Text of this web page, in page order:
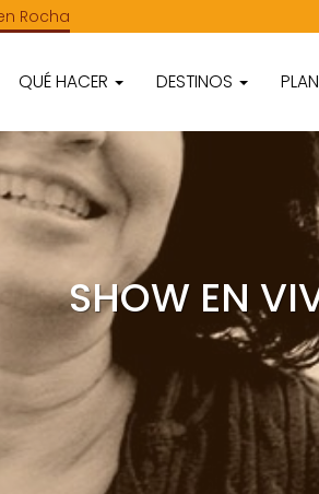
Rocha
QUÉ HACER DESTINOS
SHOW EN